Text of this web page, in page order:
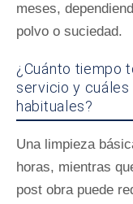
meses,
polvo o suciedad.
¿Cuánto tiempo
servicio y
habituales?
Una limpieza
horas, mientras
post obra puede